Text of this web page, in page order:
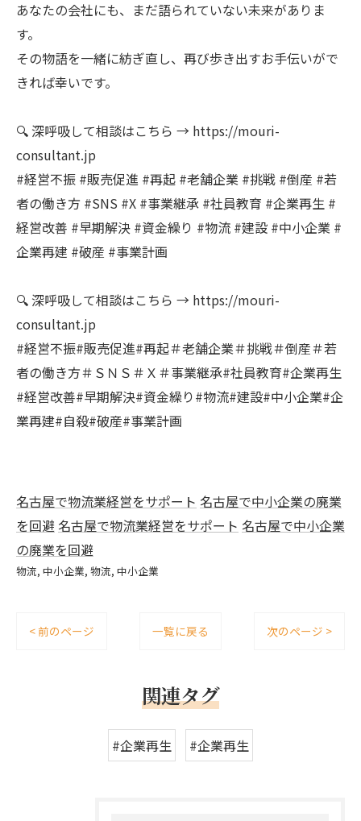
あなたの会社にも、まだ語られていない未来がありま
す。
その物語を一緒に紡ぎ直し、再び歩き出すお手伝いがで
きれば幸いです。
🔍 深呼吸して相談はこちら → https://mouri-
consultant.jp
#経営不振 #販売促進 #再起 #老舗企業 #挑戦 #倒産 #若
者の働き方 #SNS #X #事業継承 #社員教育 #企業再生 #
経営改善 #早期解決 #資金繰り #物流 #建設 #中小企業 #
企業再建 #破産 #事業計画
🔍 深呼吸して相談はこちら → https://mouri-
consultant.jp
#経営不振#販売促進#再起＃老舗企業＃挑戦＃倒産＃若
者の働き方＃ＳＮＳ＃Ｘ＃事業継承#社員教育#企業再生
#経営改善#早期解決#資金繰り#物流#建設#中小企業#企
業再建#自殺#破産#事業計画
名古屋で物流業経営をサポート 名古屋で中小企業の廃業
を回避 名古屋で物流業経営をサポート 名古屋で中小企業
の廃業を回避
物流 中小企業 物流 中小企業
< 前のページ 一覧に戻る 次のページ >
関連タグ
#企業再生 #企業再生